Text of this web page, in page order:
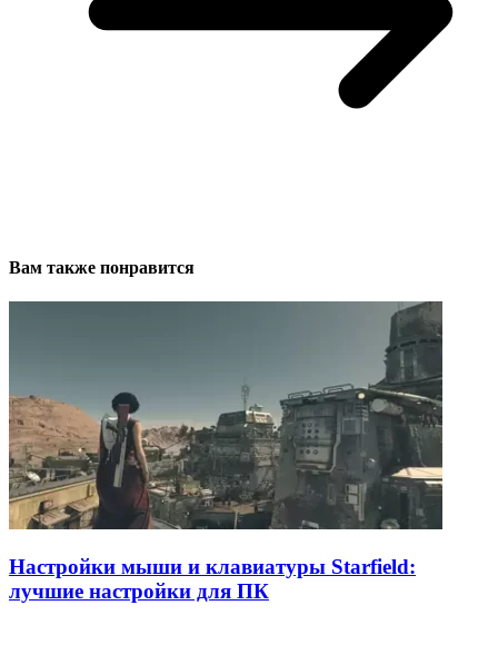
Вам также понравится
Настройки мыши и клавиатуры Starfield:
лучшие настройки для ПК